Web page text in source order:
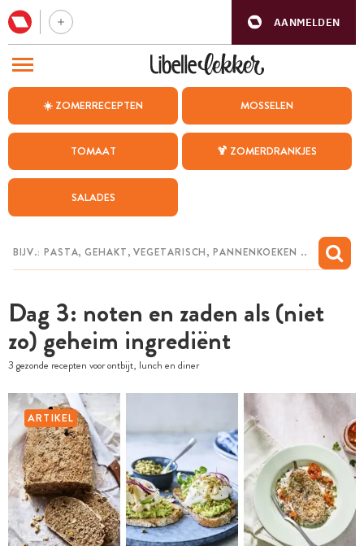
AANMELDEN
☀️ ZOMERRECEPTEN MOSSELEN
TOMAAT 🍹 ZOMERDRANKJES
SALADES
Dag 3: noten en zaden als (niet
zo) geheim ingrediënt
3 gezonde recepten voor ontbijt, lunch en diner
ARTIKEL
BEZOEK ONZE ANDERE WEBSITES
WEEKMENU
CHAT MET MAIA
MIJN BEWAARDE RECEPTEN